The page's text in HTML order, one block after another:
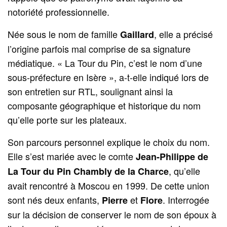
notoriété professionnelle.
Née sous le nom de familleGaillard, elle a précisé
l’origine parfois mal comprise de sa signature
médiatique. « La Tour du Pin, c’est le nom d’une
sous-préfecture en Isère », a-t-elle indiqué lors de
son entretien sur RTL, soulignant ainsi la
composante géographique et historique du nom
qu’elle porte sur les plateaux.
Son parcours personnel explique le choix du nom.
Elle s’est mariée avec le comteJean-Philippe de
La Tour du Pin Chambly de la Charce, qu’elle
avait rencontré à Moscou en 1999. De cette union
sont nés deux enfants, Pierreet Flore. Interrogée
sur la décision de conserver le nom de son époux à